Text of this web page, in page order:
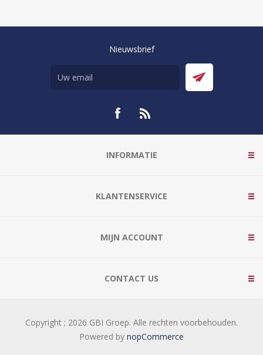
Nieuwsbrief
INFORMATIE
KLANTENSERVICE
MIJN ACCOUNT
CONTACT US
Copyright ; 2026 GBI Groep. Alle rechten voorbehouden.
Powered by nopCommerce